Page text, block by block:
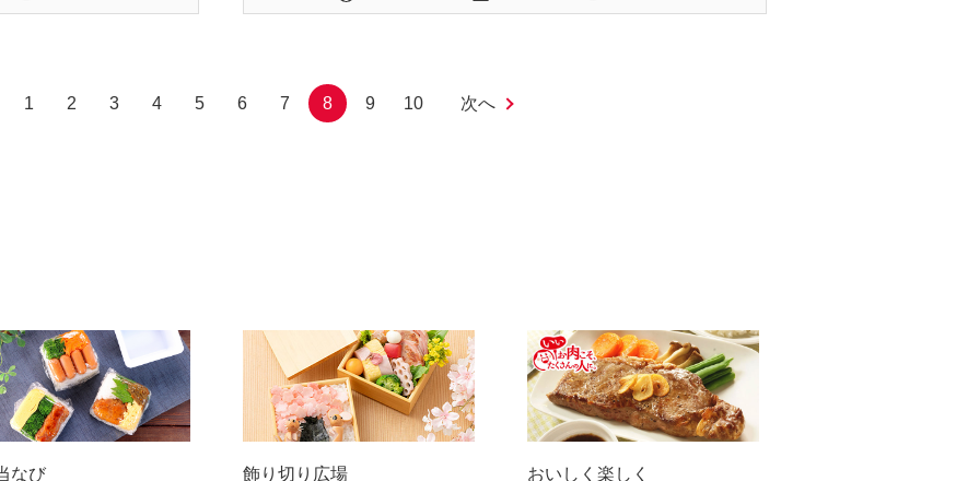
1 2 3 4 5 6 7 8 9 10 次へ
なび 飾り切り広場
おいしく楽しく